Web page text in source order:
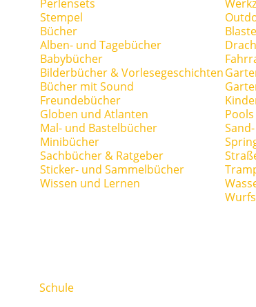
Perlensets
Stempel
Bücher
Alben- und Tagebücher
Babybücher
Bilderbücher & Vorlesegeschichten
Bücher mit Sound
Freundebücher
Globen und Atlanten
Mal- und Bastelbücher
Minibücher
Sachbücher & Ratgeber
Sticker- und Sammelbücher
Wissen und Lernen
Schule